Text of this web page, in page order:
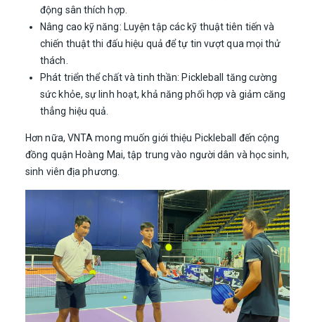
động sân thích hợp.
Nâng cao kỹ năng: Luyện tập các kỹ thuật tiên tiến và
chiến thuật thi đấu hiệu quả để tự tin vượt qua mọi thử
thách.
Phát triển thể chất và tinh thần: Pickleball tăng cường
sức khỏe, sự linh hoạt, khả năng phối hợp và giảm căng
thẳng hiệu quả.
Hơn nữa, VNTA mong muốn giới thiệu Pickleball đến cộng
đồng quận Hoàng Mai, tập trung vào người dân và học sinh,
sinh viên địa phương.